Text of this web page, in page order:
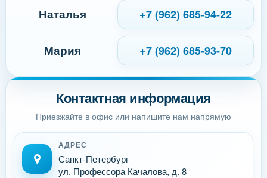
Контактная информация
Приезжайте в офис или напишите нам напрямую
АДРЕС
Санкт-Петербург
ул. Профессора Качалова, д. 8
Наталья +7 (962) 685-94-22
Мария +7 (962) 685-93-70